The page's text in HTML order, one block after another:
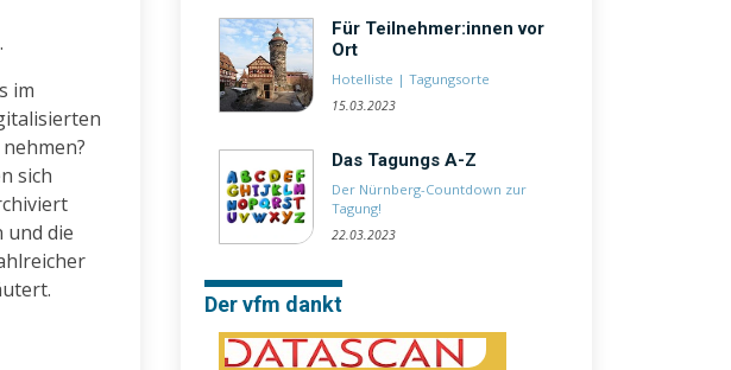
im
sich
und die
Für Teilnehmer:innen vor
Ort
Hotelliste | Tagungsorte
15.03.2023
Das Tagungs A-Z
Der Nürnberg-Countdown zur
Tagung!
22.03.2023
Der vfm dankt